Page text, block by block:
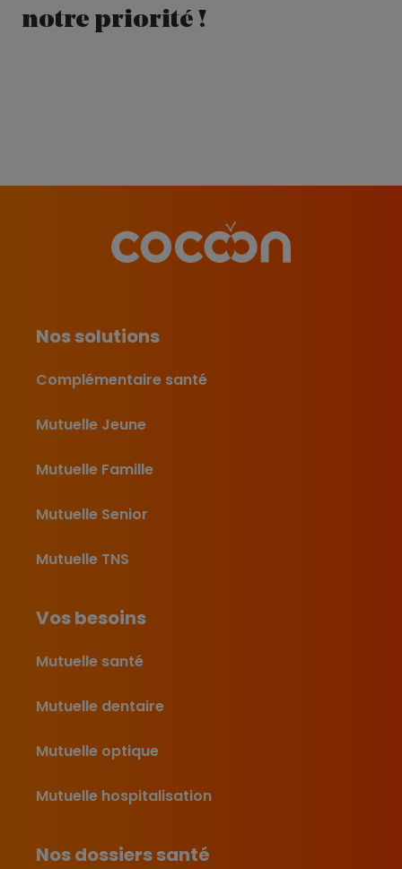
notre priorité !
Nos solutions
Complémentaire santé
Mutuelle Jeune
Mutuelle Famille
Mutuelle Senior
Mutuelle TNS
Vos besoins
Mutuelle santé
Mutuelle dentaire
Mutuelle optique
Mutuelle hospitalisation
Nos dossiers santé